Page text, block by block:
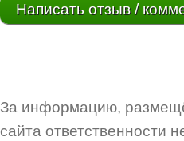
Написать отзыв /
За информацию,
сайта ответственности